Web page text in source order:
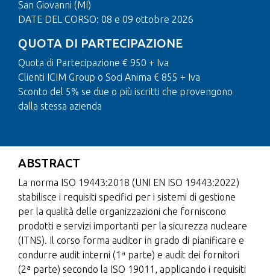
San Giovanni (MI)
DATE DEL CORSO: 08 e 09 ottobre 2026
QUOTA DI PARTECIPAZIONE
Quota di Partecipazione € 950 + Iva
Clienti ICIM Group o Soci Anima € 855 + Iva
Sconto del 5% se due o più iscritti che provengono
dalla stessa azienda
ABSTRACT
La norma ISO 19443:2018 (UNI EN ISO 19443:2022)
stabilisce i requisiti specifici per i sistemi di gestione
per la qualità delle organizzazioni che forniscono
prodotti e servizi importanti per la sicurezza nucleare
(ITNS). Il corso forma auditor in grado di pianificare e
condurre audit interni (1ª parte) e audit dei fornitori
(2ª parte) secondo la ISO 19011, applicando i requisiti